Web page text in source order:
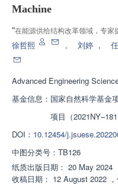
Machine
“在能源供给结构改革领域，专家
进核极限学习机的水电机组智能
扰问题，显著提高了诊断精度。
徐哲熙 ， 刘婷 ，
Advanced Engineering
基金信息： 国家自然科学基金
项目（2021NY–181
DOI： 10.12454/
中图分类号： TB126
纸质出版日期： 20 May 2024
收稿日期： 12 August 2022 ，